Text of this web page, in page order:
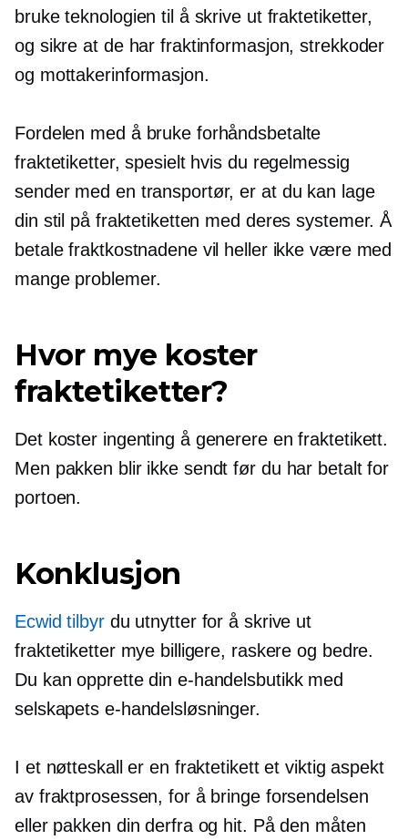
bruke teknologien til å skrive ut fraktetiketter,
og sikre at de har fraktinformasjon, strekkoder
og mottakerinformasjon.
Fordelen med å bruke forhåndsbetalte
fraktetiketter, spesielt hvis du regelmessig
sender med en transportør, er at du kan lage
din stil på fraktetiketten med deres systemer. Å
betale fraktkostnadene vil heller ikke være med
mange problemer.
Hvor mye koster
fraktetiketter?
Det koster ingenting å generere en fraktetikett.
Men pakken blir ikke sendt før du har betalt for
portoen.
Konklusjon
Ecwid tilbyrdu utnytter for å skrive ut
fraktetiketter mye billigere, raskere og bedre.
Du kan opprette din e-handelsbutikk med
selskapets e-handelsløsninger.
I et nøtteskall er en fraktetikett et viktig aspekt
av fraktprosessen, for å bringe forsendelsen
eller pakken din derfra og hit. På den måten